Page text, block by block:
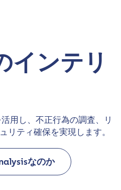
インテリ
用し、不正行為の調査、リ
リティ確保を実現します。
なのか